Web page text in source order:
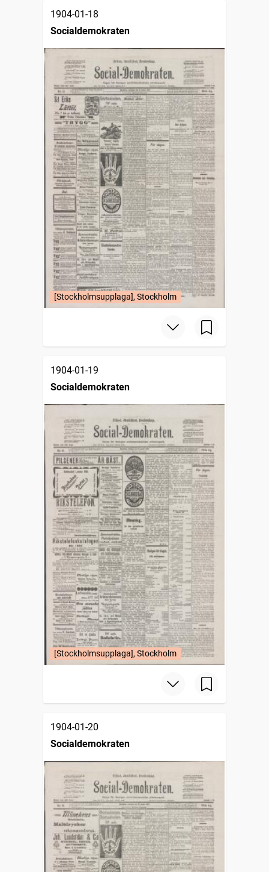
1904-01-18
Socialdemokraten
[Stockholmsupplaga], Stockholm
1904-01-19
Socialdemokraten
[Stockholmsupplaga], Stockholm
1904-01-20
Socialdemokraten